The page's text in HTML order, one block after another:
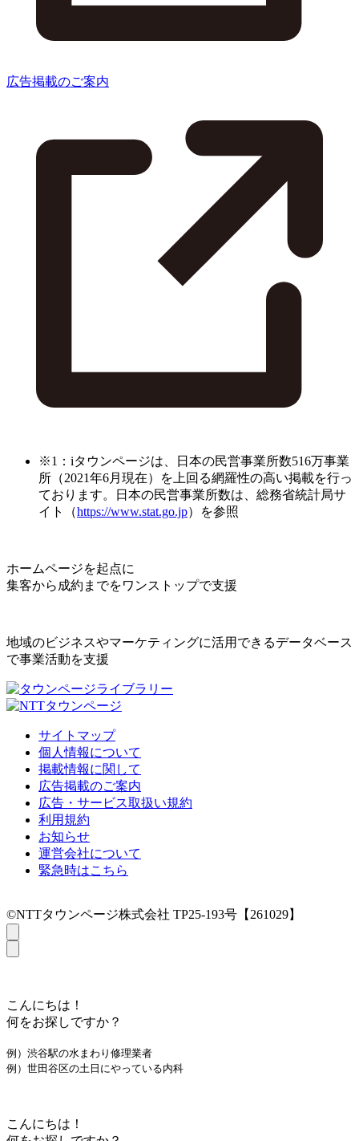
広告掲載のご案内
※1：iタウンページは、日本の民営事業所数516万事業
所（2021年6月現在）を上回る網羅性の高い掲載を行っ
ております。日本の民営事業所数は、総務省統計局サ
イト（https://www.stat.go.jp）を参照
ホームページを起点に
集客から成約までをワンストップで支援
地域のビジネスやマーケティングに活用できるデータベース
で事業活動を支援
サイトマップ
個人情報について
掲載情報に関して
広告掲載のご案内
広告・サービス取扱い規約
利用規約
お知らせ
運営会社について
緊急時はこちら
©NTTタウンページ株式会社 TP25-193号【261029】
こんにちは！
何をお探しですか？
例）渋谷駅の水まわり修理業者
例）世田谷区の土日にやっている内科
こんにちは！